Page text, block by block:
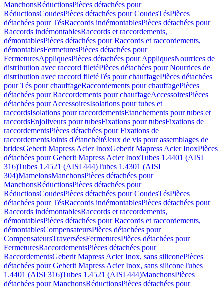
ManchonsRéductionsPièces détachées pour
RéductionsCoudesPièces détachées pour CoudesTésPièces
détachées pour TésRaccords indémontablesPièces détachées pour
Raccords indémontablesRaccords et raccordements,
démontablesPièces détachées pour Raccords et raccordements,
démontablesFermeturesPièces détachées pour
FermeturesAppliquesPièces détachées pour AppliquesNourrices de
distribution avec raccord filetéPièces détachées pour Nourrices de
distribution avec raccord filetéTés pour chauffagePièces détachées
pour Tés pour chauffageRaccordements pour chauffagePièces
détachées pour Raccordements pour chauffageAccessoiresPièces
détachées pour AccessoiresIsolations pour tubes et
raccordsIsolations pour raccordementsEtanchements pour tubes et
raccordsEnjoliveurs pour tubesFixations pour tubesFixations de
raccordementsPièces détachées pour Fixations de
raccordementsJoints d'étanchéitéJeux de vis pour assemblages de
bridesGeberit Mapress Acier InoxGeberit Mapress Acier InoxPièces
détachées pour Geberit Mapress Acier InoxTubes 1.4401 (AISI
316)Tubes 1.4521 (AISI 444)Tubes 1.4301 (AISI
304)MamelonsManchonsPièces détachées pour
ManchonsRéductionsPièces détachées pour
RéductionsCoudesPièces détachées pour CoudesTésPièces
détachées pour TésRaccords indémontablesPièces détachées pour
Raccords indémontablesRaccords et raccordements,
démontablesPièces détachées pour Raccords et raccordements,
démontablesCompensateursPièces détachées pour
CompensateursTraverséesFermeturesPièces détachées pour
FermeturesRaccordementsPièces détachées pour
RaccordementsGeberit Mapress Acier Inox, sans siliconePièces
détachées pour Geberit Mapress Acier Inox, sans siliconeTubes
1.4401 (AISI 316)Tubes 1.4521 (AISI 444)ManchonsPièces
détachées pour ManchonsRéductionsPièces détachées pour